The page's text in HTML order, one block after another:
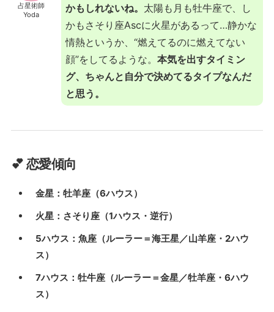
占星術師
Yoda
かもしれないね。 太陽も月も牡牛座で、し
かもさそり座Ascに火星があるって…静かな
情熱というか、“燃えてるのに燃えてない
顔”をしてるような。 本気を出すタイミン
グ、ちゃんと自分で決めてるタイプなんだ
と思う。
💕 恋愛傾向
金星：牡羊座（6ハウス）
火星：さそり座（1ハウス・逆行）
5ハウス：魚座（ルーラー＝海王星／山羊座・2ハウ
ス）
7ハウス：牡牛座（ルーラー＝金星／牡羊座・6ハウ
ス）